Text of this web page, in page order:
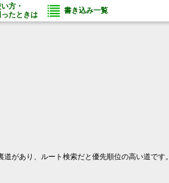
方・
ったときは
書き込み一覧
があり、ルート検索だと優先順位の高い道です。